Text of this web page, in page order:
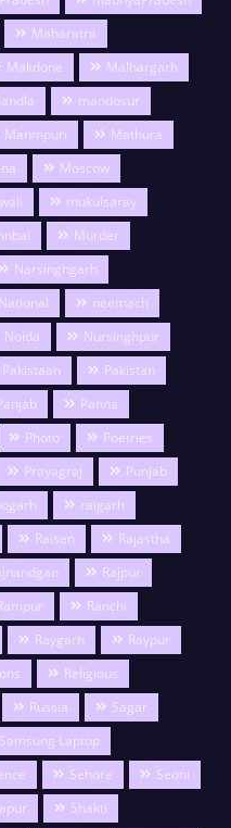
Maharatra
Makdone
Malhargarh
mandosur
Manmpuri
Mathura
Moscow
mukulsaray
Murder
Narsinghgarh
National
neemach
Noida
Nursinghpur
Pakistaan
Pakistan
Panna
Photo
Poetries
Prayagraj
Punjab
raigarh
Raisen
Rajastha
Rajpur
Ranchi
Raygarh
Raypur
Religious
Russia
Sagar
Samsung Laptop
Sehore
Seoni
Shakti